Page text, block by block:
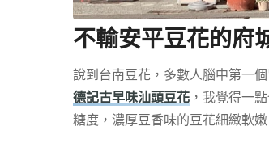
不輸安平豆花的府
說到台南豆花，多數人腦中第一
德記古早味汕頭豆花 ，我覺得一
糖度，濃厚豆香味的豆花細緻軟